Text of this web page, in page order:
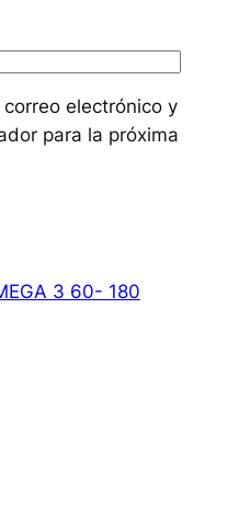
electrónico y
para la próxima
3 60- 180